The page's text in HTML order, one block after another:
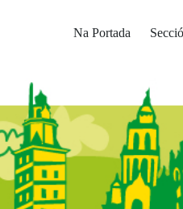
Na Portada